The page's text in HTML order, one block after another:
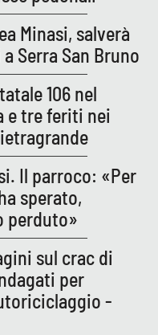
Minasi, salverà
Serra San Bruno
106 nel
e tre feriti nei
Il parroco: «Per
sperato,
perduto»
sul crac di
per
-